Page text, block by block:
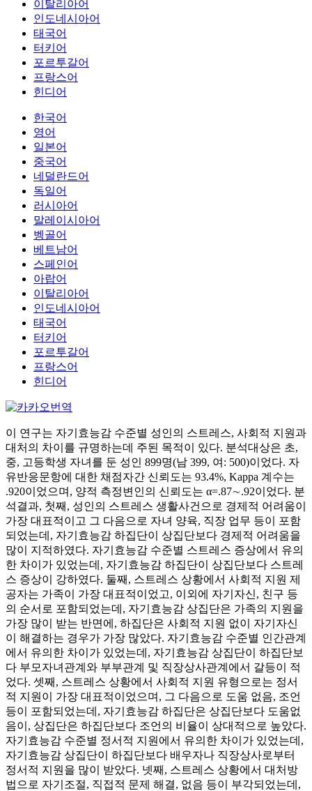
이탈리아어
인도네시아어
태국어
터키어
포르투갈어
프랑스어
힌디어
한국어
영어
일본어
중국어
네덜란드어
독일어
러시아어
말레이시아어
벵골어
베트남어
스페인어
아랍어
이탈리아어
인도네시아어
태국어
터키어
포르투갈어
프랑스어
힌디어
이 연구는 자기효능감 수준별 성인의 스트레스, 사회적 지원과
대처의 차이를 규명하는데 주된 목적이 있다. 분석대상은 초,
중, 고등학생 자녀를 둔 성인 899명(남 399, 여: 500)이었다. 자
유반응문항에 대한 채점자간 신뢰도는 93.4%, Kappa 계수는
.920이었으며, 양적 측정변인의 신뢰도는 α=.87∼.92이었다. 분
석결과, 첫째, 성인의 스트레스 생활사건으로 경제적 어려움이
가장 대표적이고 그 다음으로 자녀 양육, 직장 업무 등이 포함
되었는데, 자기효능감 하집단이 상집단보다 경제적 어려움을
많이 지적하였다. 자기효능감 수준별 스트레스 증상에서 유의
한 차이가 있었는데, 자기효능감 하집단이 상집단보다 스트레
스 증상이 강하였다. 둘째, 스트레스 상황에서 사회적 지원 제
공자는 가족이 가장 대표적이었고, 이외에 자기자신, 친구 등
의 순서로 포함되었는데, 자기효능감 상집단은 가족의 지원을
가장 많이 받는 반면에, 하집단은 사회적 지원 없이 자기자신
이 해결하는 경우가 가장 많았다. 자기효능감 수준별 인간관계
에서 유의한 차이가 있었는데, 자기효능감 상집단이 하집단보
다 부모자녀관계와 부부관계 및 직장상사관계에서 갈등이 적
었다. 셋째, 스트레스 상황에서 사회적 지원 유형으로는 정서
적 지원이 가장 대표적이었으며, 그 다음으로 도움 없음, 조언
등이 포함되었는데, 자기효능감 하집단은 상집단보다 도움없
음이, 상집단은 하집단보다 조언의 비율이 상대적으로 높았다.
자기효능감 수준별 정서적 지원에서 유의한 차이가 있었는데,
자기효능감 상집단이 하집단보다 배우자나 직장상사로부터
정서적 지원을 많이 받았다. 넷째, 스트레스 상황에서 대처방
법으로 자기조절, 직접적 문제 해결, 없음 등이 부각되었는데,